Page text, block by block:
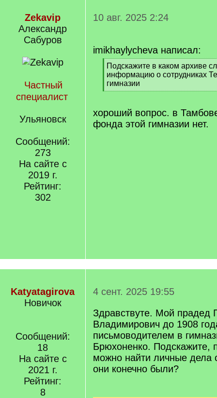
Zekavip
Александр
Сабуров
Частный
специалист
Ульяновск
Сообщений:
273
На сайте с
2019 г.
Рейтинг:
302
10 авг. 2025 2:24
imikhaylycheva написал:
[
q
]
Подскажите в каком архиве
информацию о сотрудниках
гимназии
[
q
]
хороший вопрос. в
фонда этой гимназии нет.
Katyatagirova
Новичок
Сообщений:
18
На сайте с
2021 г.
Рейтинг:
8
4 сент. 2025 19:55
Здравствуте. Мой прадед
Владимирович до 1908
письмоводителем в
Брюхоненко. Подскажите,
можно найти личные дела
они конечно были?